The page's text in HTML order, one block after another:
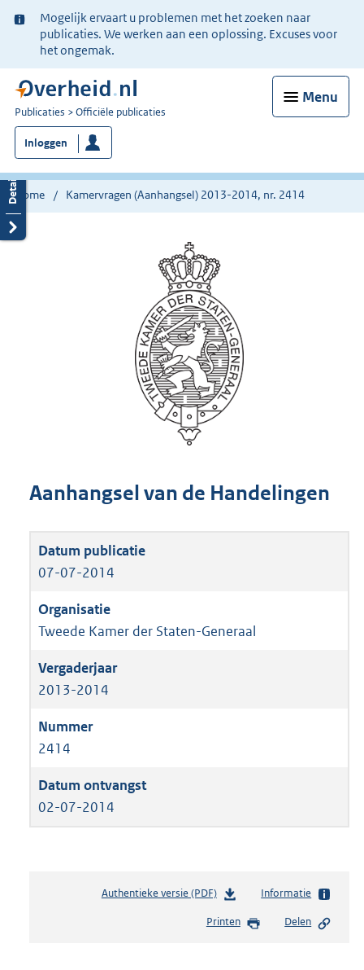
Ter
informatie:
Mogelijk ervaart u problemen met het zoeken naar
publicaties. We werken aan een oplossing. Excuses voor
het ongemak.
Menu
U
bent
nu
hier:
Publicaties Officiële publicaties
Inloggen
Home Kamervragen (Aanhangsel) 2013-2014, nr. 2414
Aanhangsel van de Handelingen
07-07-2014
Tweede Kamer der Staten-Generaal
2013-2014
2414
02-07-2014
Authentieke versie (PDF)b
s
Informatie
Printen Delen